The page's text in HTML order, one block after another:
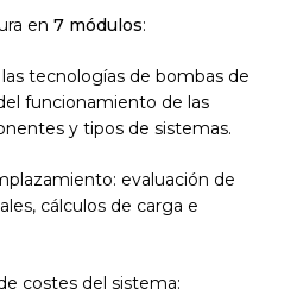
en7 módulos:
tecnologías de bombas de
funcionamiento de las
y tipos de sistemas.
evaluación de
cálculos de carga e
costes del sistema: